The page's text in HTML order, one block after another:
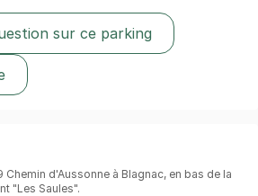
sur ce parking
Chemin d'Aussonne à Blagnac, en bas de la
"Les Saules".